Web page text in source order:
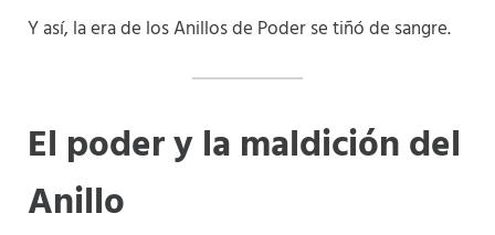
Y así, la era de los Anillos de Poder se tiñó de sangre.
El poder y la maldición del
Anillo